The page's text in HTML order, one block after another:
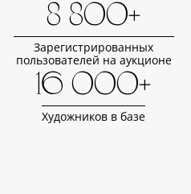
8 800+
Зарегистрированных
пользователей на аукционе
16 000+
Художников в базе